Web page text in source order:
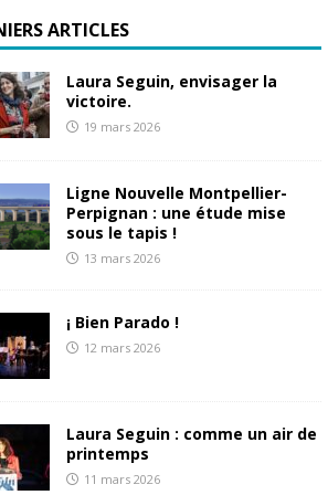
ARTICLES
Laura Seguin, envisager la
victoire.
19 mars 2026
Ligne Nouvelle Montpellier-
Perpignan : une étude mise
sous le tapis !
13 mars 2026
¡ Bien Parado !
12 mars 2026
Laura Seguin : comme un air de
printemps
11 mars 2026